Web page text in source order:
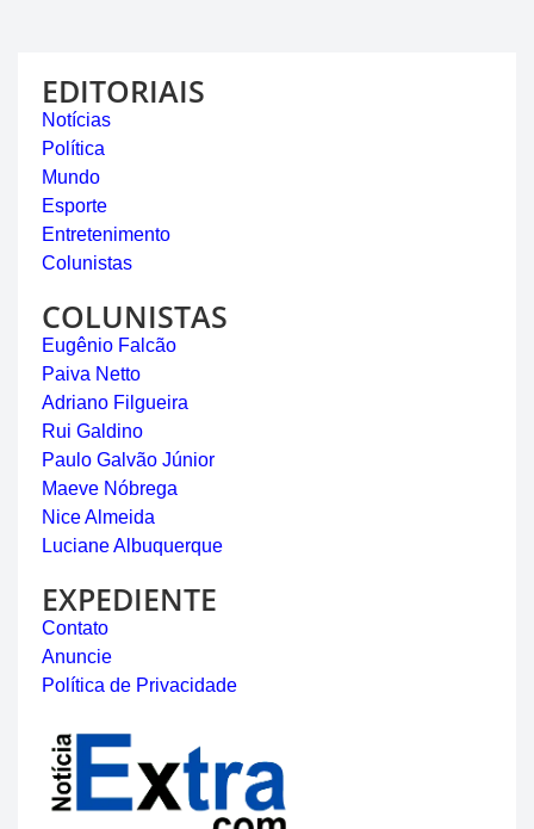
EDITORIAIS
Notícias
Política
Mundo
Esporte
Entretenimento
Colunistas
COLUNISTAS
Eugênio Falcão
Paiva Netto
Adriano Filgueira
Rui Galdino
Paulo Galvão Júnior
Maeve Nóbrega
Nice Almeida
Luciane Albuquerque
EXPEDIENTE
Contato
Anuncie
Política de Privacidade